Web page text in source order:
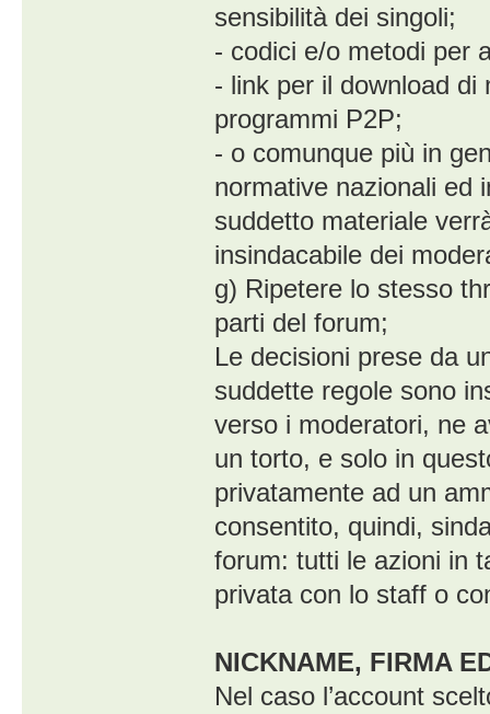
sensibilità dei singoli;
- codici e/o metodi per
- link per il download
programmi P2P;
- o comunque più in
normative nazionali ed
suddetto materiale
insindacabile dei
g) Ripetere lo stesso
parti del forum;
Le decisioni prese da
suddette regole sono
verso i moderatori, ne
un torto, e solo in
privatamente ad un
consentito, quindi,
forum: tutti le azioni in
privata con lo staff o
NICKNAME, FIRMA
Nel caso l’account